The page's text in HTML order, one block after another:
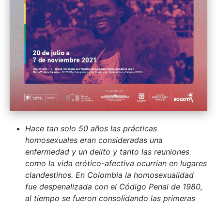
Hace tan solo 50 años las prácticas
homosexuales eran consideradas una
enfermedad y un delito y tanto las reuniones
como la vida erótico-afectiva ocurrían en lugares
clandestinos. En Colombia la homosexualidad
fue despenalizada con el Código Penal de 1980,
al tiempo se fueron consolidando las primeras